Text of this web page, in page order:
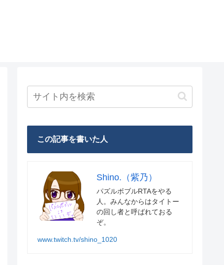
この記事を書いた人
Shino.（紫乃）
パズルボブルRTAをやる
人。みんなからはタイトー
の回し者と呼ばれておる
ぞ。
www.twitch.tv/shino_1020